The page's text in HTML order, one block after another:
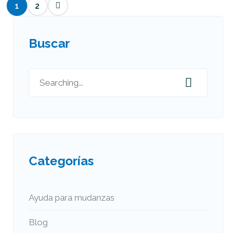
1 2
Buscar
Categorías
Ayuda para mudanzas
Blog